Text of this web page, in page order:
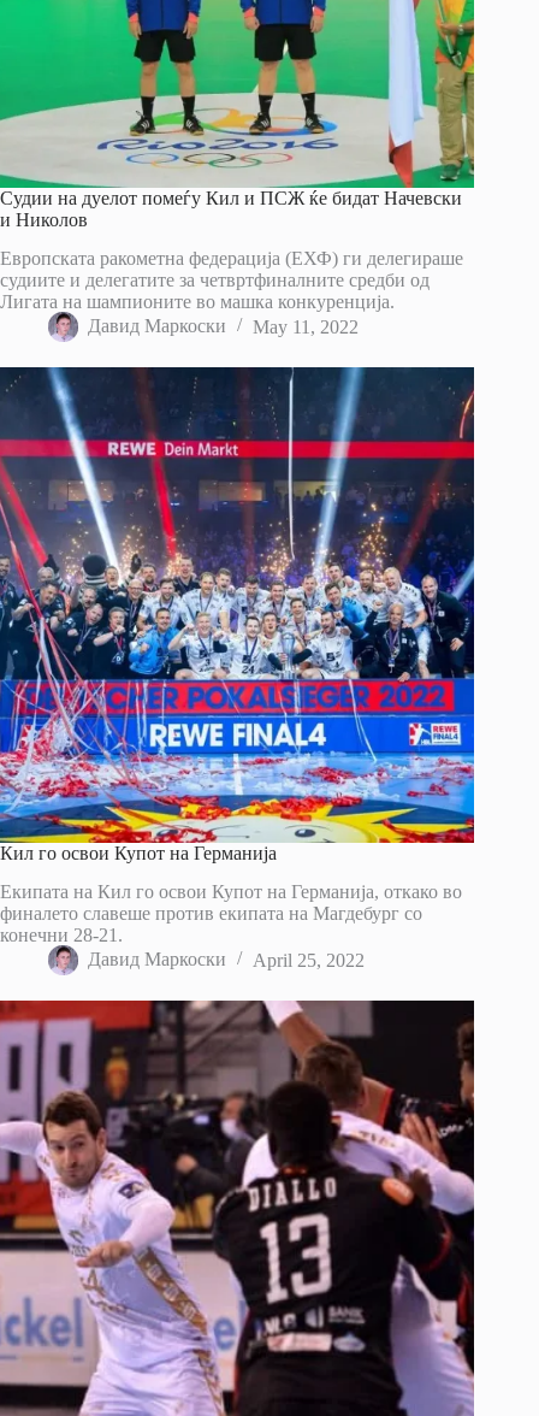
Судии на дуелот помеѓу Кил и ПСЖ ќе бидат Начевски
и Николов
Европската ракометна федерација (ЕХФ) ги делегираше
судиите и делегатите за четвртфиналните средби од
Лигата на шампионите во машка конкуренција.
Давид Маркоски
May 11, 2022
Кил го освои Купот на Германија
Екипата на Кил го освои Купот на Германија, откако во
финалето славеше против екипата на Магдебург со
конечни 28-21.
Давид Маркоски
April 25, 2022